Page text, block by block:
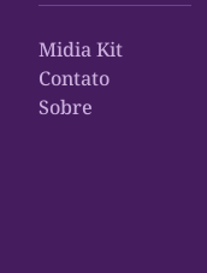
Midia Kit
Contato
Sobre